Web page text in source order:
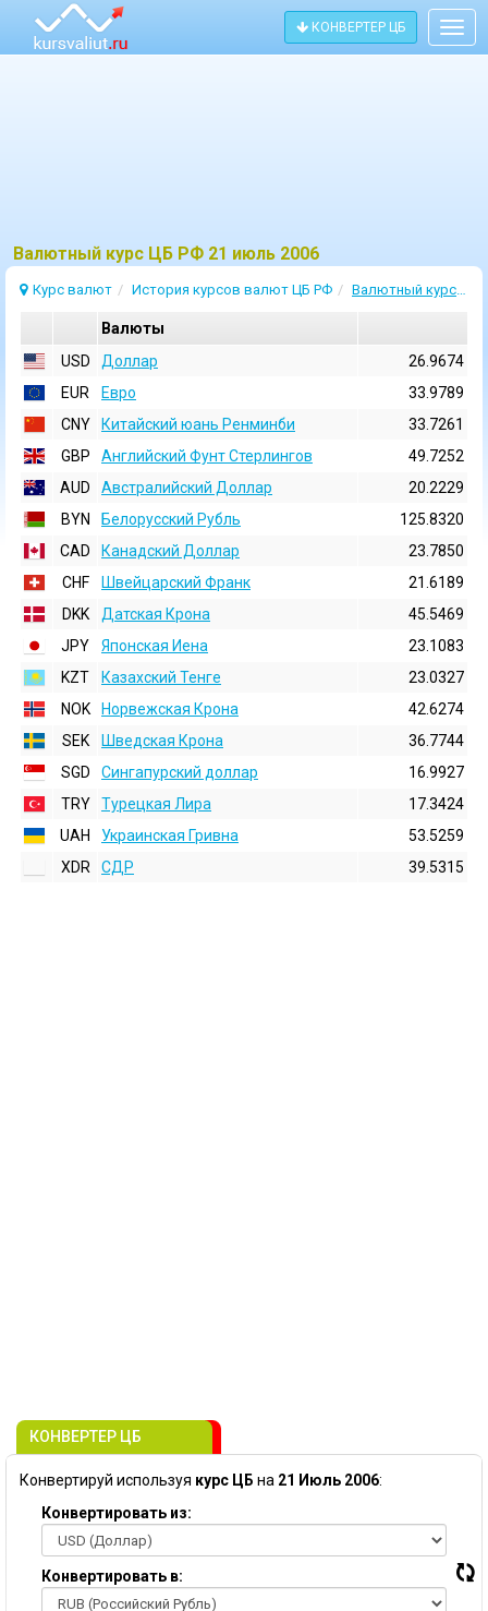
КОНВЕРТЕР ЦБ
Bалютный курс ЦБ РФ 21 июль 2006
Курс валют История курсов валют ЦБ РФ Валютный курс 21 Июль 2006
Валюты
USD
Доллар
26.9674
EUR
Евро
33.9789
CNY
Китайский юань Ренминби
33.7261
GBP
Английский Фунт Стерлингов
49.7252
AUD
Австралийский Доллар
20.2229
BYN
Белорусский Рубль
125.8320
CAD
Канадский Доллар
23.7850
CHF
Швейцарский Франк
21.6189
DKK
Датская Крона
45.5469
JPY
Японская Иена
23.1083
KZT
Казахский Тенге
23.0327
NOK
Норвежская Крона
42.6274
SEK
Шведская Крона
36.7744
SGD
Сингапурский доллар
16.9927
TRY
Турецкая Лира
17.3424
UAH
Украинская Гривна
53.5259
XDR
СДР 39.5315
КОНВЕРТЕР ЦБ
Конвертируй используя курс ЦБ на 21 Июль 2006:
Конвертировать из:
Конвертировать в: